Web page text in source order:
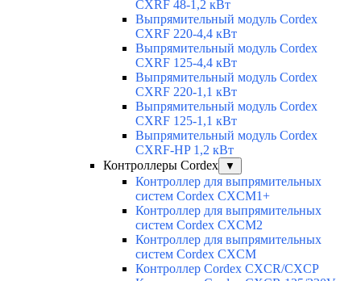
CXRF 48-1,2 кВт
Выпрямительный модуль Cordex
CXRF 220-4,4 кВт
Выпрямительный модуль Cordex
CXRF 125-4,4 кВт
Выпрямительный модуль Cordex
CXRF 220-1,1 кВт
Выпрямительный модуль Cordex
CXRF 125-1,1 кВт
Выпрямительный модуль Cordex
CXRF-HP 1,2 кВт
Контроллеры Cordex
▼
Контроллер для выпрямительных
систем Cordex CXCM1+
Контроллер для выпрямительных
систем Cordex CXCM2
Контроллер для выпрямительных
систем Cordex CXCM
Контроллер Cordex CXCR/CXCP